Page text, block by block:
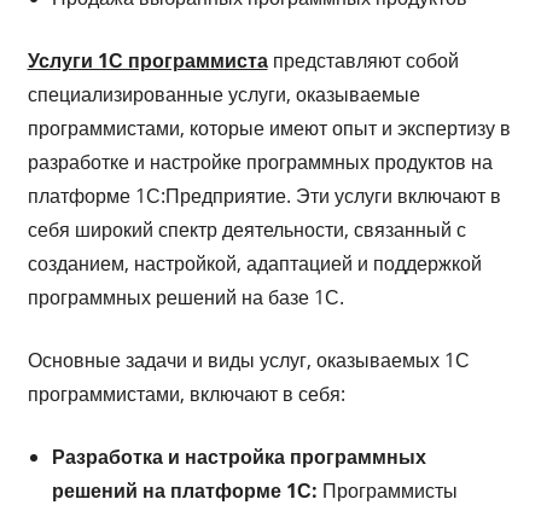
Услуги 1С программистапредставляют собой
специализированные услуги, оказываемые
программистами, которые имеют опыт и экспертизу в
разработке и настройке программных продуктов на
платформе 1С:Предприятие. Эти услуги включают в
себя широкий спектр деятельности, связанный с
созданием, настройкой, адаптацией и поддержкой
программных решений на базе 1С.
Основные задачи и виды услуг, оказываемых 1С
программистами, включают в себя:
Разработка и настройка программных
решений на платформе 1С: Программисты